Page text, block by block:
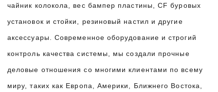
чайник колокола, вес бампер пластины, CF буровых
установок и стойки, резиновый настил и другие
аксессуары. Современное оборудование и строгий
контроль качества системы, мы создали прочные
деловые отношения со многими клиентами по всему
миру, таких как Европа, Америки, Ближнего Востока,